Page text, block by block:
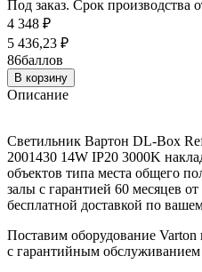
Под заказ. Срок производства
4 348 ₽
5 436,23 ₽
86баллов
В корзину
Описание
Светильник Вартон DL-Box
2001430 14W IP20 3000K
объектов типа места общего
залы с гарантией 60 месяцев
бесплатной доставкой по
Поставим оборудование
с гарантийным обслуживанием